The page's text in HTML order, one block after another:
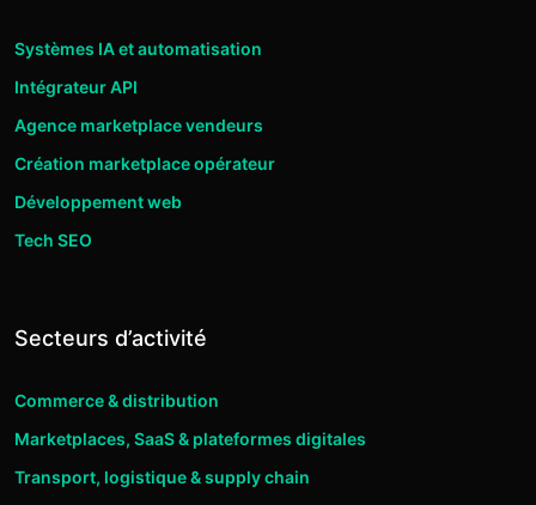
Systèmes IA et automatisation
Intégrateur API
Agence marketplace vendeurs
Création marketplace opérateur
Développement web
Tech SEO
Secteurs d’activité
Commerce & distribution
Marketplaces, SaaS & plateformes digitales
Transport, logistique & supply chain